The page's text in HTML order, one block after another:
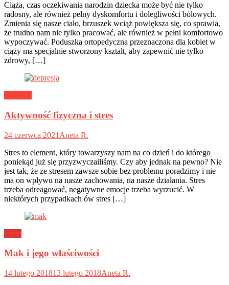
Ciąża, czas oczekiwania narodzin dziecka może być nie tylko
radosny, ale również pełny dyskomfortu i dolegliwości bólowych.
Zmienia się nasze ciało, brzuszek wciąż powiększa się, co sprawia,
że trudno nam nie tylko pracować, ale również w pełni komfortowo
wypoczywać. Poduszka ortopedyczna przeznaczona dla kobiet w
ciąży ma specjalnie stworzony kształt, aby zapewnić nie tylko
zdrowy, […]
Aktywność fizyczna i stres
24 czerwca 2021 Aneta R.
Stres to element, który towarzyszy nam na co dzień i do którego
poniekąd już się przyzwyczailiśmy. Czy aby jednak na pewno? Nie
jest tak, że ze stresem zawsze sobie bez problemu poradzimy i nie
ma on wpływu na nasze zachowania, na nasze działania. Stres
trzeba odreagować, negatywne emocje trzeba wyrzucić. W
niektórych przypadkach ów stres […]
Dieta
Mak i jego właściwości
14 lutego 201813 lutego 2018Aneta R.